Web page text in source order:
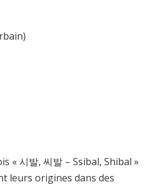
« 시발, 씨발 – Ssibal, Shibal »
leurs origines dans des